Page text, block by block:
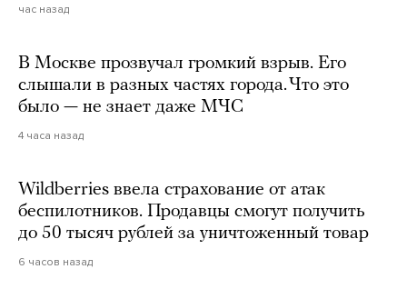
час назад
В Москве прозвучал громкий взрыв. Его
слышали в разных частях города. Что это
было — не знает даже МЧС
4 часа назад
Wildberries ввела страхование от атак
беспилотников. Продавцы смогут получить
до 50 тысяч рублей за уничтоженный товар
6 часов назад